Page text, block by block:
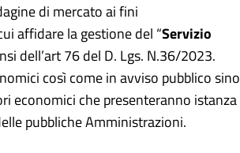
di mercato ai fini
affidare la gestione del “Servizio
dell’art 76 del D. Lgs. N.36/2023.
così come in avviso pubblico sino
economici che presenteranno istanza
pubbliche Amministrazioni.